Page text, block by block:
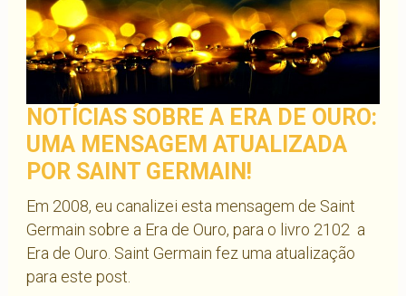
NOTÍCIAS SOBRE A ERA DE OURO:
UMA MENSAGEM ATUALIZADA
POR SAINT GERMAIN!
Em 2008, eu canalizei esta mensagem de Saint
Germain sobre a Era de Ouro, para o livro 2102  a
Era de Ouro. Saint Germain fez uma atualização
para este post.